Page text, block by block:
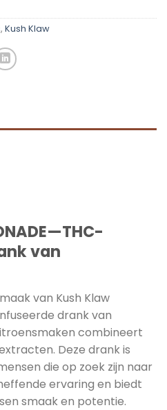
, Kush Klaw
van
van Kush Klaw
drank van
combineert
Deze drank is
die op zoek zijn naar
ervaring en biedt
smaak en potentie.